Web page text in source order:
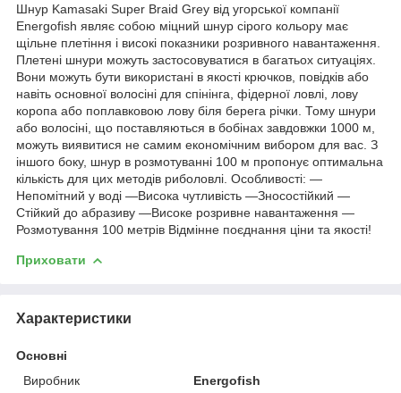
Шнур Kamasaki Super Braid Grey від угорської компанії
Energofish являє собою міцний шнур сірого кольору має
щільне плетіння і високі показники розривного навантаження.
Плетені шнури можуть застосовуватися в багатьох ситуаціях.
Вони можуть бути використані в якості крючков, повідків або
навіть основної волосіні для спінінга, фідерної ловлі, лову
коропа або поплавковою лову біля берега річки. Тому шнури
або волосіні, що поставляються в бобінах завдовжки 1000 м,
можуть виявитися не самим економічним вибором для вас. З
іншого боку, шнур в розмотуванні 100 м пропонує оптимальна
кількість для цих методів риболовлі. Особливості: —
Непомітний у воді —Висока чутливість —Зносостійкий —
Стійкий до абразиву —Високе розривне навантаження —
Розмотування 100 метрів Відмінне поєднання ціни та якості!
Приховати
Характеристики
Основні
Виробник
Energofish